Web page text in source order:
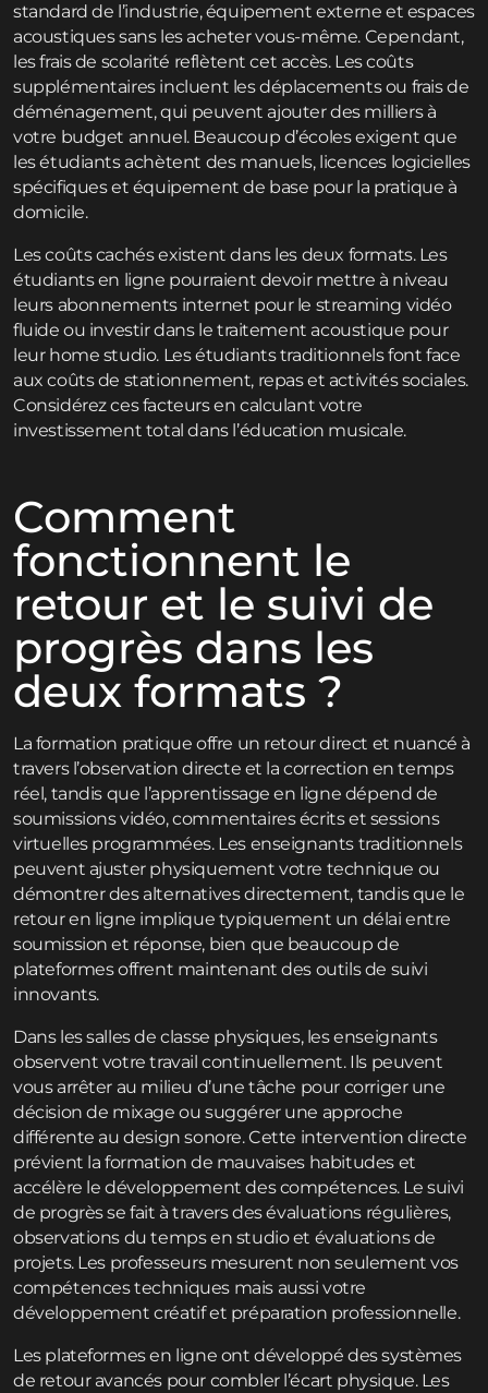
standard de l’industrie, équipement externe et espaces
acoustiques sans les acheter vous-même. Cependant,
les frais de scolarité reflètent cet accès. Les coûts
supplémentaires incluent les déplacements ou frais de
déménagement, qui peuvent ajouter des milliers à
votre budget annuel. Beaucoup d’écoles exigent que
les étudiants achètent des manuels, licences logicielles
spécifiques et équipement de base pour la pratique à
domicile.
Les coûts cachés existent dans les deux formats. Les
étudiants en ligne pourraient devoir mettre à niveau
leurs abonnements internet pour le streaming vidéo
fluide ou investir dans le traitement acoustique pour
leur home studio. Les étudiants traditionnels font face
aux coûts de stationnement, repas et activités sociales.
Considérez ces facteurs en calculant votre
investissement total dans l’éducation musicale.
Comment
fonctionnent le
retour et le suivi de
progrès dans les
deux formats ?
La formation pratique offre un retour direct et nuancé à
travers l’observation directe et la correction en temps
réel, tandis que l’apprentissage en ligne dépend de
soumissions vidéo, commentaires écrits et sessions
virtuelles programmées. Les enseignants traditionnels
peuvent ajuster physiquement votre technique ou
démontrer des alternatives directement, tandis que le
retour en ligne implique typiquement un délai entre
soumission et réponse, bien que beaucoup de
plateformes offrent maintenant des outils de suivi
innovants.
Dans les salles de classe physiques, les enseignants
observent votre travail continuellement. Ils peuvent
vous arrêter au milieu d’une tâche pour corriger une
décision de mixage ou suggérer une approche
différente au design sonore. Cette intervention directe
prévient la formation de mauvaises habitudes et
accélère le développement des compétences. Le suivi
de progrès se fait à travers des évaluations régulières,
observations du temps en studio et évaluations de
projets. Les professeurs mesurent non seulement vos
compétences techniques mais aussi votre
développement créatif et préparation professionnelle.
Les plateformes en ligne ont développé des systèmes
de retour avancés pour combler l’écart physique. Les